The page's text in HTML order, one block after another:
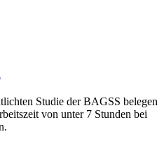
Studie der BAGSS belegen
von unter 7 Stunden bei